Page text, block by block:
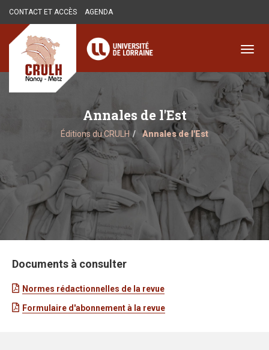
contenu
principal
CONTACT ET ACCÈS AGENDA
Annales de l'Est
Éditions du CRULH Annales de l'Est
Documents à consulter
Normes rédactionnelles de la revue
Formulaire d'abonnement à la revue